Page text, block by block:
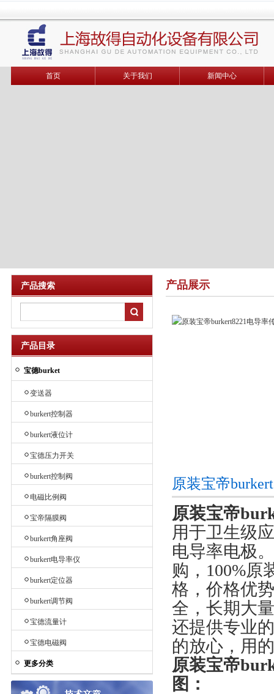
首页 关于我们 新闻中心
产品搜索
产品目录
宝德burket
变送器
burkert控制器
burkert液位计
宝德压力开关
burkert控制阀
电磁比例阀
宝帝隔膜阀
burkert角座阀
burkert电导率仪
burkert定位器
burkert调节阀
宝德流量计
宝德电磁阀
更多分类
产品展示
原装宝帝
原装宝帝
用于卫生级
电导率电极
购，100%原
格，价格优
全，长期大
还提供专业
的放心，用
原装宝帝
图：